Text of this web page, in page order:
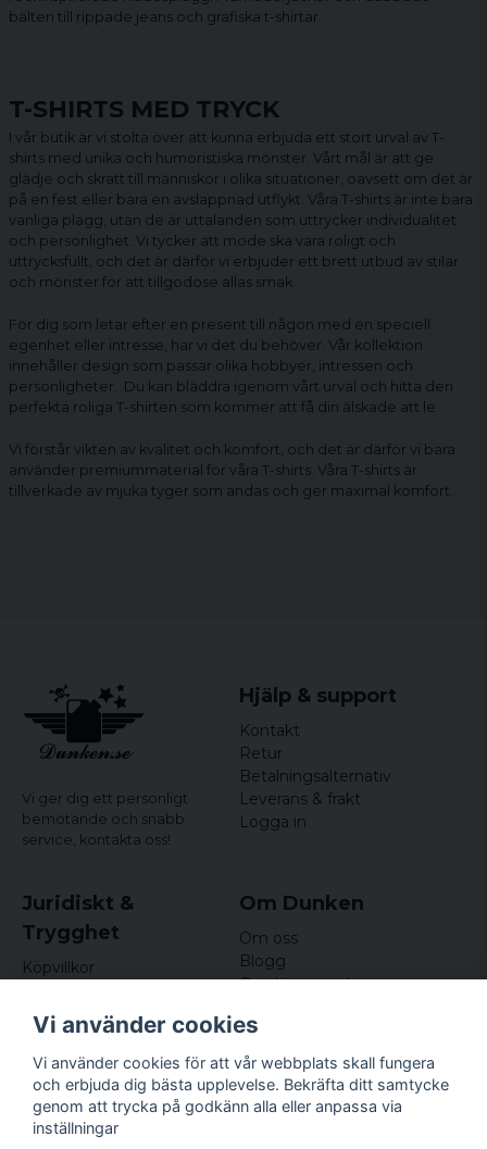
bälten till rippade jeans och grafiska t-shirtar.
T-SHIRTS MED TRYCK
I vår butik är vi stolta över att kunna erbjuda ett stort urval av T-
shirts med unika och humoristiska mönster. Vårt mål är att ge
glädje och skratt till människor i olika situationer, oavsett om det är
på en fest eller bara en avslappnad utflykt. Våra T-shirts är inte bara
vanliga plagg, utan de är uttalanden som uttrycker individualitet
och personlighet. Vi tycker att mode ska vara roligt och
uttrycksfullt, och det är därför vi erbjuder ett brett utbud av stilar
och mönster för att tillgodose allas smak.
För dig som letar efter en present till någon med en speciell
egenhet eller intresse, har vi det du behöver. Vår kollektion
innehåller design som passar olika hobbyer, intressen och
personligheter. Du kan bläddra igenom vårt urval och hitta den
perfekta roliga T-shirten som kommer att få din älskade att le.
Vi förstår vikten av kvalitet och komfort, och det är därför vi bara
använder premiummaterial för våra T-shirts. Våra T-shirts är
tillverkade av mjuka tyger som andas och ger maximal komfort.
Vi ger dig ett personligt
bemötande och snabb
service, kontakta oss!
Hjälp & support
Kontakt
Retur
Betalningsalternativ
Leverans & frakt
Logga in
Juridiskt &
Trygghet
Köpvillkor
Om cookies
Om Dunken
Om oss
Blogg
Omdömen och
Nyhetsbrev
Kundklubb
Företagsuppgifter
Odd Sailor AB
Hamnplan 8, 29495
Vi använder cookies
Vi använder cookies för att vår webbplats skall fungera
och erbjuda dig bästa upplevelse. Bekräfta ditt samtycke
genom att trycka på godkänn alla eller anpassa via
inställningar